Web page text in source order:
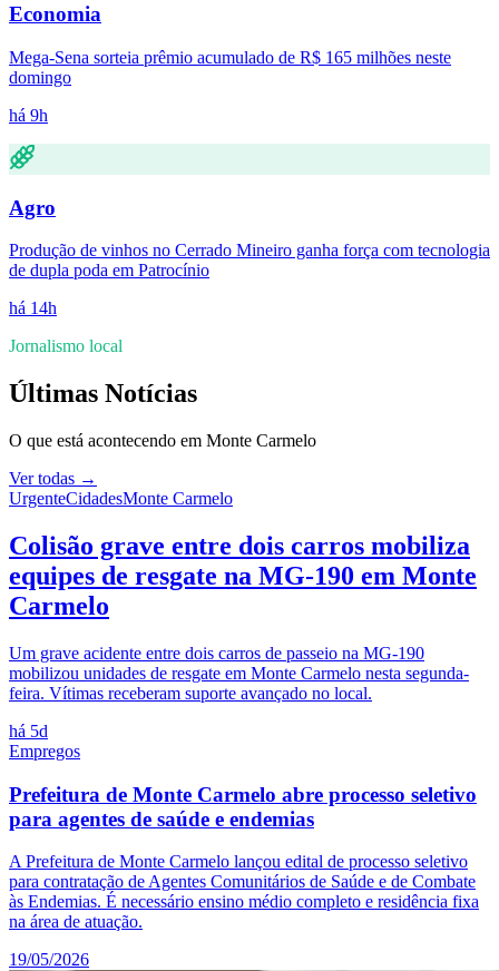
Economia
Mega-Sena sorteia prêmio acumulado de R$ 165 milhões neste
domingo
há 9h
Agro
Produção de vinhos no Cerrado Mineiro ganha força com tecnologia
de dupla poda em Patrocínio
há 14h
Jornalismo local
Últimas Notícias
O que está acontecendo em Monte Carmelo
Ver todas →
UrgenteCidadesMonte Carmelo
Colisão grave entre dois carros mobiliza
equipes de resgate na MG-190 em Monte
Carmelo
Um grave acidente entre dois carros de passeio na MG-190
mobilizou unidades de resgate em Monte Carmelo nesta segunda-
feira. Vítimas receberam suporte avançado no local.
há 5d
Empregos
Prefeitura de Monte Carmelo abre processo seletivo
para agentes de saúde e endemias
A Prefeitura de Monte Carmelo lançou edital de processo seletivo
para contratação de Agentes Comunitários de Saúde e de Combate
às Endemias. É necessário ensino médio completo e residência fixa
na área de atuação.
19/05/2026